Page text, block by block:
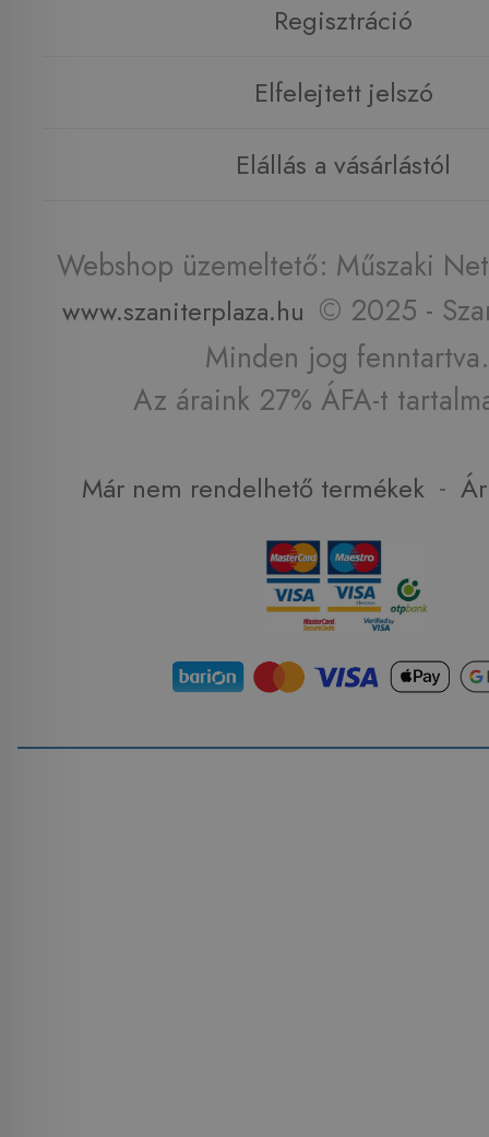
Regisztráció
Elfelejtett jelszó
Elállás a vásárlástól
Webshop üzemeltető: Műszaki
www.szaniterplaza.hu © 2025 -
Minden jog fenntartva.
Az áraink 27% ÁFA-t
Már nem rendelhető termékek -